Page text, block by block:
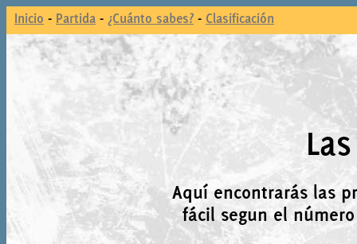
Inicio - Partida - ¿Cuánto sabes? - Clasificación
Aquí encontrarás las
fácil segun el